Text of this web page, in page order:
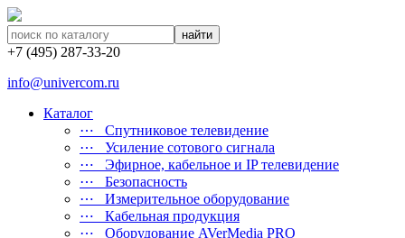
найти
+7 (495) 287-33-20
info@univercom.ru
Каталог
⋯ Cпутниковое телевидение
⋯ Усиление сотового сигнала
⋯ Эфирное, кабельное и IP телевидение
⋯ Безопасность
⋯ Измерительное оборудование
⋯ Кабельная продукция
⋯ Оборудование AVerMedia PRO